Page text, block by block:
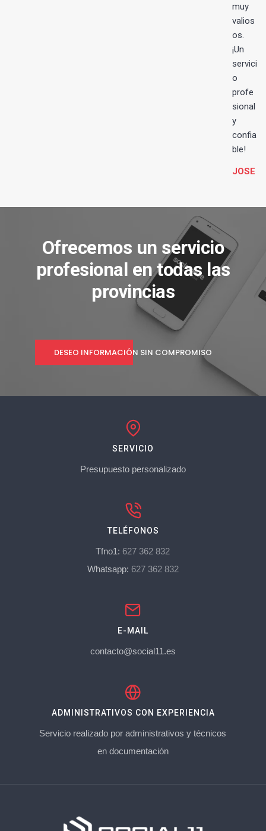
muy
valios
os.
¡Un
servici
o
profe
sional
y
confia
ble!
JOSE
Ofrecemos un servicio
profesional en todas las
provincias
DESEO INFORMACIÓN SIN COMPROMISO
SERVICIO
Presupuesto personalizado
TELÉFONOS
Tfno1: 627 362 832
Whatsapp: 627 362 832
E-MAIL
contacto@social11.es
ADMINISTRATIVOS CON EXPERIENCIA
Servicio realizado por administrativos y técnicos
en documentación